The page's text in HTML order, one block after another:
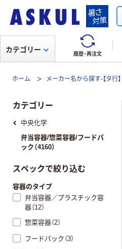
履歴・再注文
カテゴリー
ホーム メーカー名から探す-【タ行】
カテゴリー
中央化学
弁当容器/惣菜容器/フードパ
ック（4160）
スペックで絞り込む
容器のタイプ
弁当容器／プラスチック容
器（12）
惣菜容器（2）
フードパック（3）